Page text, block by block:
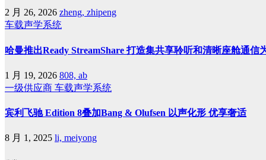
2 月 26, 2026 zheng, zhipeng
车载声学系统
哈曼推出Ready StreamShare 打造集共享聆听和清晰座舱通信
1 月 19, 2026 808, ab
一级供应商 车载声学系统
宾利飞驰 Edition 8叠加Bang & Olufsen 以声化形 优享奢适
8 月 1, 2025 li, meiyong